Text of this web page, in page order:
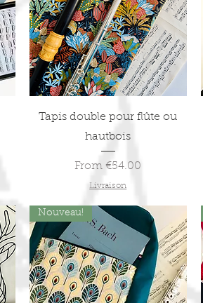
Quick View
Tapis double pour flûte ou
hautbois
From€54.00
Sale Price
Livraison
Nouveau!